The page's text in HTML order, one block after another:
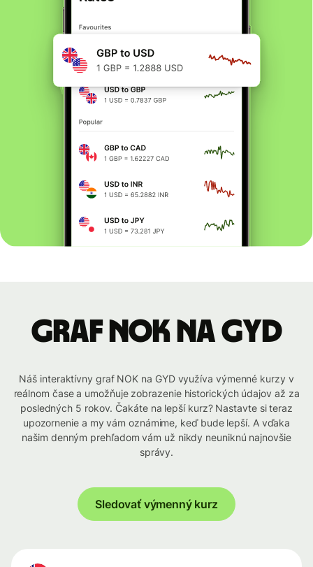
graf NOK na GYD
Náš interaktívny graf NOK na GYD využíva výmenné kurzy v
reálnom čase a umožňuje zobrazenie historických údajov až za
posledných 5 rokov. Čakáte na lepší kurz? Nastavte si teraz
upozornenie a my vám oznámime, keď bude lepší. A vďaka
našim denným prehľadom vám už nikdy neuniknú najnovšie
správy.
Sledovať výmenný kurz